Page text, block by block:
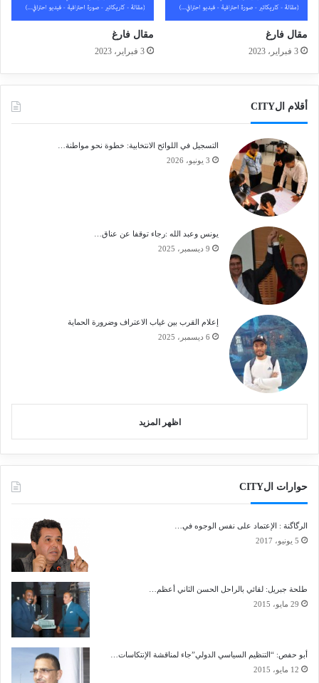
مقال فارغ
3 فبراير، 2023
مقال فارغ
3 فبراير، 2023
أقلام الCITY
التسجيل في اللوائح الانتخابية: خطوة نحو مواطنة…
3 يونيو، 2026
يونس وعبد الله :رجاء توقفا عن عناق…
9 ديسمبر، 2025
إعلام القرب بين غياب الاعتراف وضرورة الحماية
6 ديسمبر، 2025
اظهر المزيد
حوارات الCITY
الرگاگنة : الإعتماد على نفس الوجوه في…
5 يونيو، 2017
طلحة جبريل: لقائي بالراحل الحسن الثاني أعظم…
29 مايو، 2015
أبو حفص: “التنظيم السياسي الدولي”جاء لمناقشة الإنتكاسات…
12 مايو، 2015